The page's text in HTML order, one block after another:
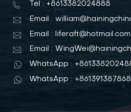
Tel : +8613382024888
Email :
Email : liferaft@hotmail.com
Email :
WhatsApp :
WhatsApp :